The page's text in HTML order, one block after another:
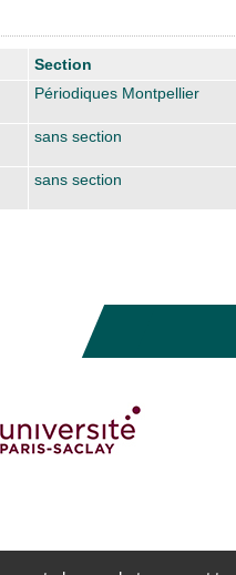
Section
Périodiques Montpellier
sans section
sans section